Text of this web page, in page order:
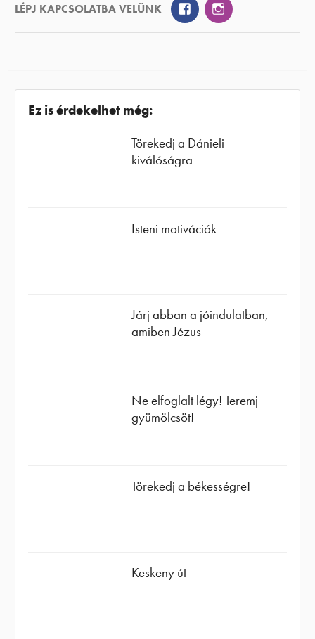
LÉPJ KAPCSOLATBA VELÜNK FacebookInstagram
Ez is érdekelhet még:
Törekedj a Dánieli
kiválóságra
Isteni motivációk
Járj abban a jóindulatban,
amiben Jézus
Ne elfoglalt légy! Teremj
gyümölcsöt!
Törekedj a békességre!
Keskeny út